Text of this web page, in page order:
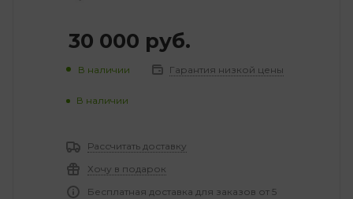
30 000 руб.
В наличии Гарантия низкой цены
В наличии
Рассчитать доставку
Хочу в подарок
Бесплатная доставка для заказов от 5